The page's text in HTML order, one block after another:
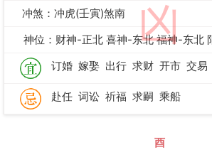
凶
冲煞：冲虎(壬寅)煞南
神位：财神-正北 喜神-东北 福神-东北
订婚 嫁娶 出行 求财 开市 交易
赴任 词讼 祈福 求嗣 乘船
酉